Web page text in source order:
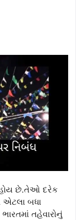
હોય છે.તેઓ દરેક
એટલા બધા
તહેવારોનું